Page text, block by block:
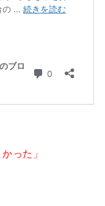
った」